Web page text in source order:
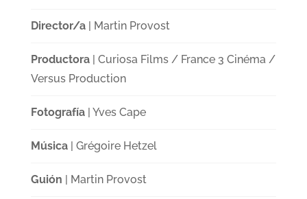
Director/a| Martin Provost
Productora| Curiosa Films / France 3 Cinéma /
Versus Production
Fotografía| Yves Cape
Música| Grégoire Hetzel
Guión | Martin Provost